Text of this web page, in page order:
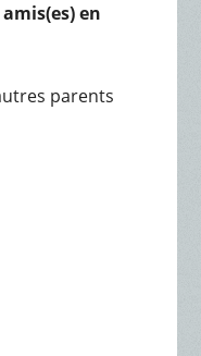
en
parents